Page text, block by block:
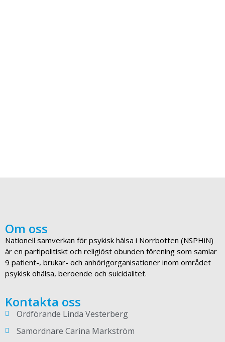
Om oss
Nationell samverkan för psykisk hälsa i Norrbotten (NSPHiN)
är en partipolitiskt och religiöst obunden förening som samlar
9 patient-, brukar- och anhörigorganisationer inom området
psykisk ohälsa, beroende och suicidalitet.
Kontakta oss
Ordförande Linda Vesterberg
Samordnare Carina Markström